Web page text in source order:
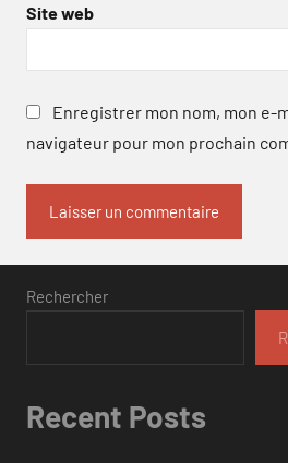
Site web
Enregistrer mon nom, mon e-
navigateur pour mon prochain
Rechercher
Recent Posts